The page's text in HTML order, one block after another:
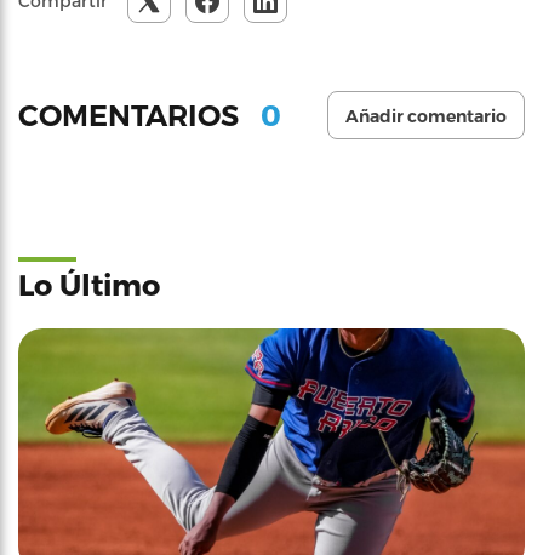
COMENTARIOS 0 Añadir comentario
Lo Último